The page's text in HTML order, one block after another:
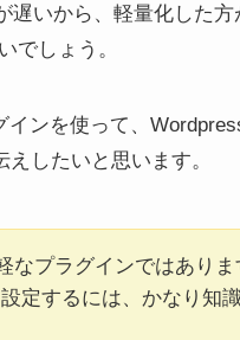
遅いから、軽量化した
でしょう。
ンを使って、
したいと思います。
なプラグインではあり
定するには、かなり知